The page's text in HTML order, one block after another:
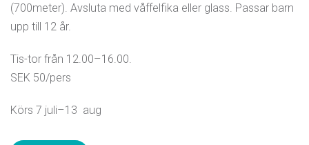
(700meter). Avsluta med våffelfika eller glass. Passar barn
upp till 12 år.
Tis-tor från 12.00–16.00.
SEK 50/pers
Körs 7 juli–13 aug